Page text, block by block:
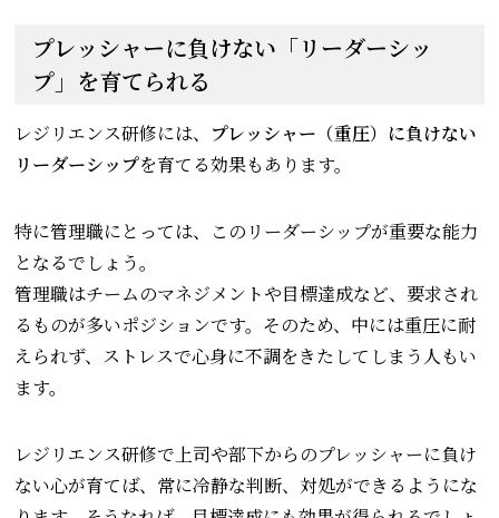
プレッシャーに負けない「リーダーシッ
プ」を育てられる
レジリエンス研修には、 プレッシャー（重圧）に負けない
リーダーシップを育てる効果もあります。
特に管理職にとっては、このリーダーシップが重要な能力
となるでしょう。
管理職はチームのマネジメントや目標達成など、要求され
るものが多いポジションです。そのため、中には重圧に耐
えられず、ストレスで心身に不調をきたしてしまう人もい
ます。
レジリエンス研修で上司や部下からのプレッシャーに負け
ない心が育てば、常に冷静な判断、対処ができるようにな